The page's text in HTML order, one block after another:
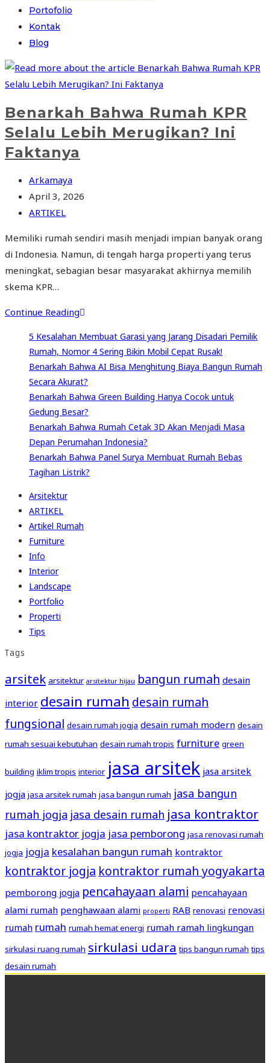
Portofolio
Kontak
Blog
Benarkah Bahwa Rumah KPR
Selalu Lebih Merugikan? Ini
Faktanya
Arkamaya
April 3, 2026
ARTIKEL
Memiliki rumah sendiri masih menjadi impian banyak orang
di Indonesia. Namun, di tengah harga properti yang terus
meningkat, sebagian besar masyarakat akhirnya memilih
skema KPR…
Continue Reading
5 Kesalahan Membuat Garasi yang Jarang Disadari Pemilik
Rumah, Nomor 4 Sering Bikin Mobil Cepat Rusak!
Benarkah Bahwa AI Bisa Menghitung Biaya Bangun Rumah
Secara Akurat?
Benarkah Bahwa Green Building Hanya Cocok untuk
Gedung Besar?
Benarkah Bahwa Rumah Cetak 3D Akan Menjadi Masa
Depan Perumahan Indonesia?
Benarkah Bahwa Panel Surya Membuat Rumah Bebas
Tagihan Listrik?
Arsitektur
ARTIKEL
Artikel Rumah
Furniture
Info
Interior
Landscape
Portfolio
Properti
Tips
Tags
arsitek arsitektur arsitektur hijau bangun rumah desain
interior desain rumah desain rumah
fungsional desain rumah jogja desain rumah modern desain
rumah sesuai kebutuhan desain rumah tropis furniture green
building iklim tropis interior jasa arsitek jasa arsitek
jogja jasa arsitek rumah jasa bangun rumah jasa bangun
rumah jogja jasa desain rumah jasa kontraktor
jasa kontraktor jogja jasa pemborong jasa renovasi rumah
jogja jogja kesalahan bangun rumah kontraktor
kontraktor jogja kontraktor rumah yogyakarta
pemborong jogja pencahayaan alami pencahayaan
alami rumah penghawaan alami properti RAB renovasi renovasi
rumah rumah rumah hemat energi rumah ramah lingkungan
sirkulasi ruang rumah sirkulasi udara tips bangun rumah tips
desain rumah